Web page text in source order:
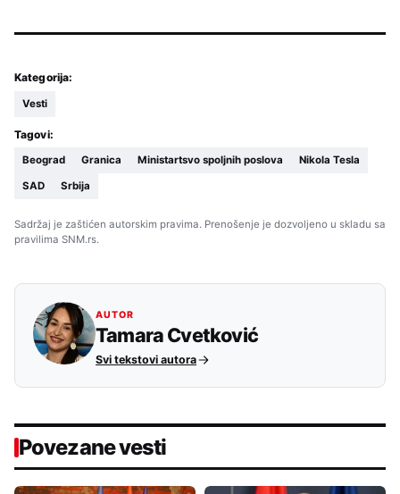
Kategorija:
Vesti
Tagovi:
Beograd Granica Ministartsvo spoljnih poslova Nikola Tesla
SAD Srbija
Sadržaj je zaštićen autorskim pravima. Prenošenje je dozvoljeno u skladu sa
pravilima SNM.rs.
AUTOR
Tamara Cvetković
Svi tekstovi autora
Povezane vesti